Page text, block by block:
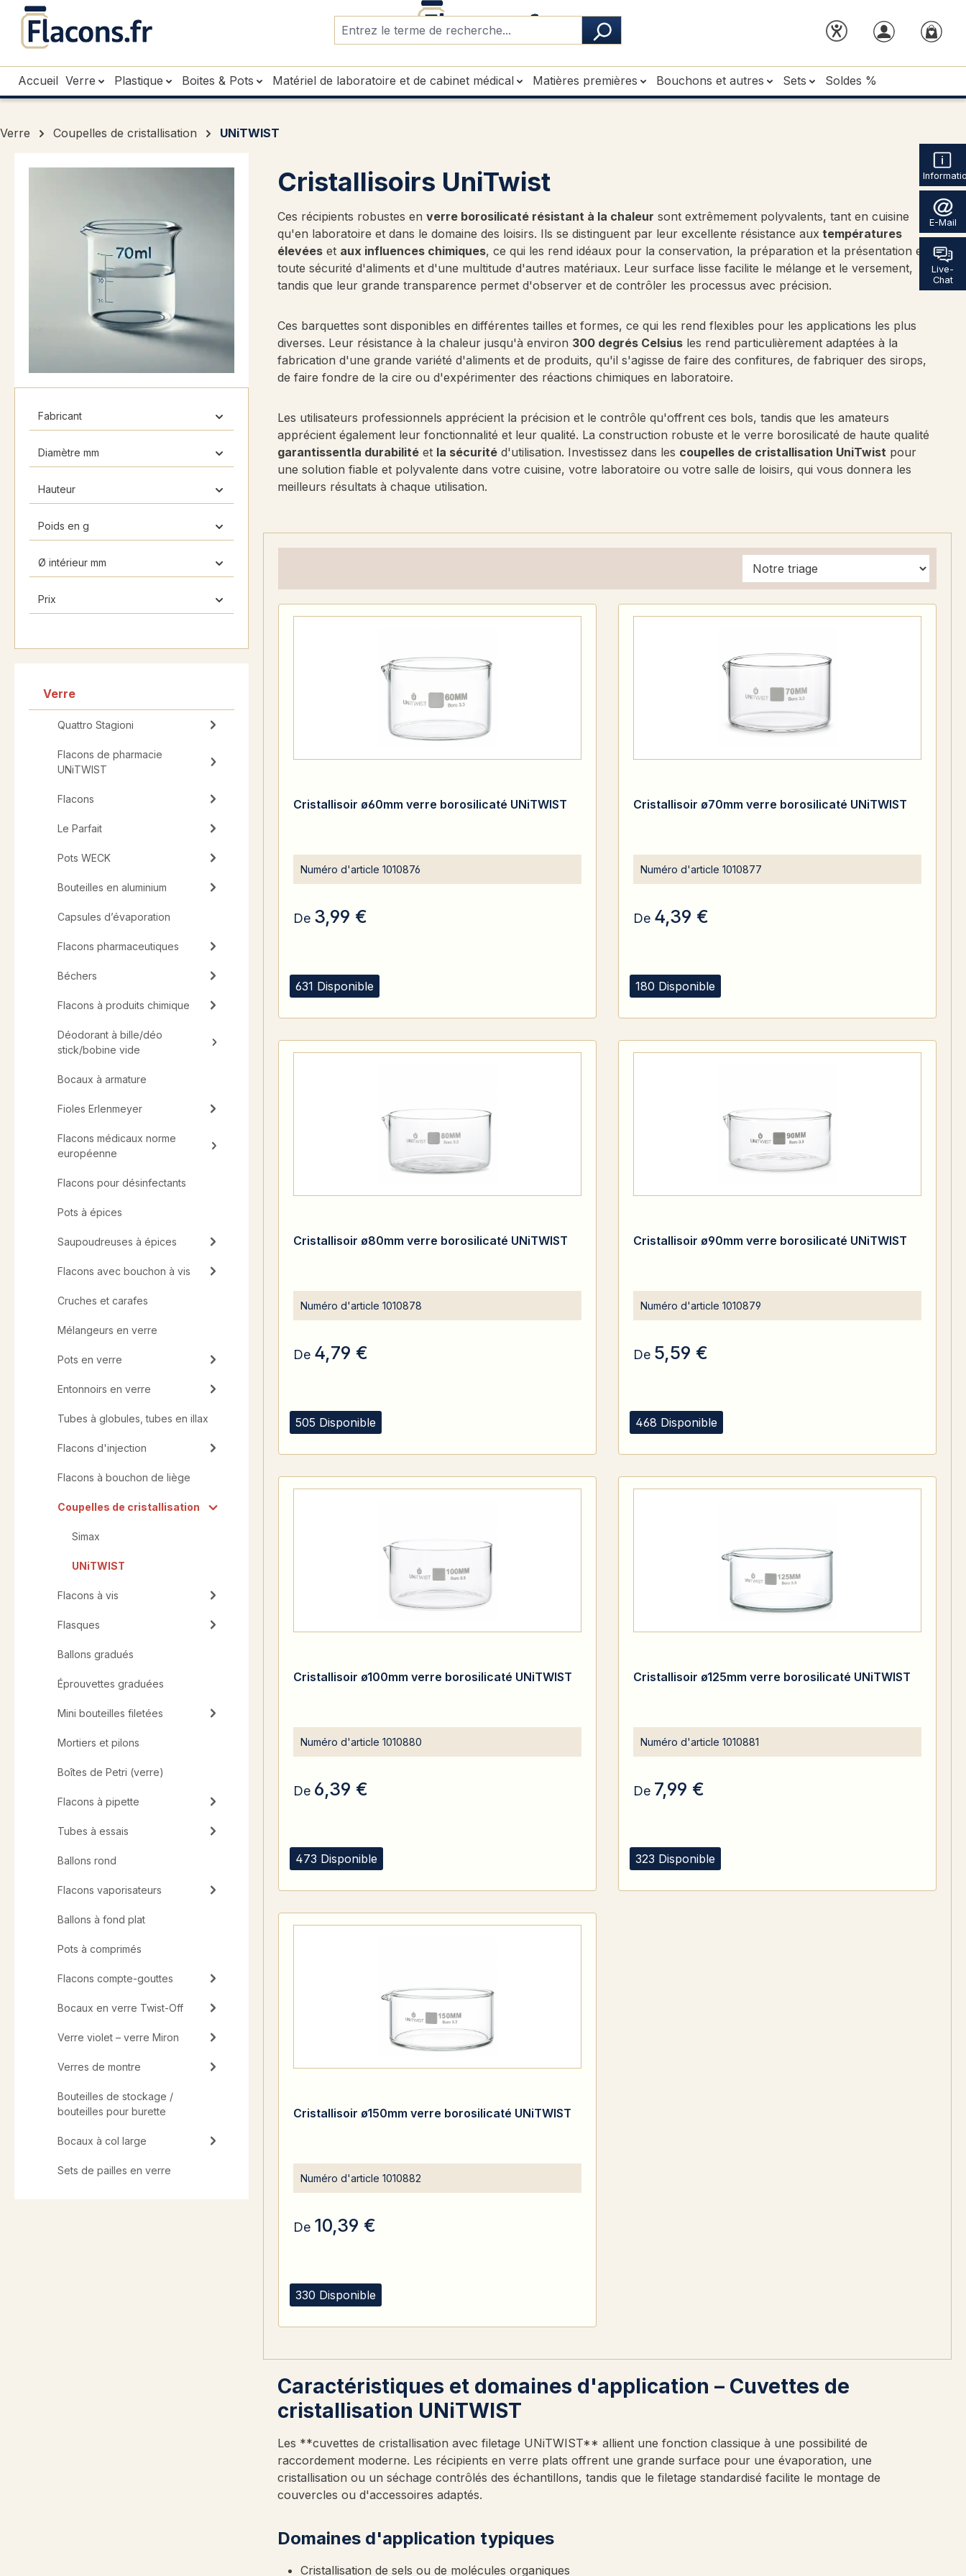
au contenu principal
Passer à la recherche
Passer à la navigation principale
E-Mail
Live-
Chat
Accueil Verre Plastique Boites & Pots Matériel de laboratoire et de cabinet médical Matières premières Bouchons et autres Sets Soldes %
Verre Coupelles de cristallisation UNiTWIST
Fabricant
Diamètre mm
Hauteur
Poids en g
Ø intérieur mm
Prix
Verre
Quattro Stagioni
Flacons de pharmacie
UNiTWIST
Flacons
Le Parfait
Pots WECK
Bouteilles en aluminium
Capsules d’évaporation
Flacons pharmaceutiques
Béchers
Flacons à produits chimique
Déodorant à bille/déo
stick/bobine vide
Bocaux à armature
Fioles Erlenmeyer
Flacons médicaux norme
européenne
Flacons pour désinfectants
Pots à épices
Saupoudreuses à épices
Flacons avec bouchon à vis
Cruches et carafes
Mélangeurs en verre
Pots en verre
Entonnoirs en verre
Tubes à globules, tubes en illax
Flacons d'injection
Flacons à bouchon de liège
Coupelles de cristallisation
Simax
UNiTWIST
Flacons à vis
Flasques
Ballons gradués
Éprouvettes graduées
Mini bouteilles filetées
Mortiers et pilons
Boîtes de Petri (verre)
Flacons à pipette
Tubes à essais
Ballons rond
Flacons vaporisateurs
Ballons à fond plat
Pots à comprimés
Flacons compte-gouttes
Bocaux en verre Twist-Off
Verre violet – verre Miron
Verres de montre
Bouteilles de stockage /
bouteilles pour burette
Bocaux à col large
Sets de pailles en verre
Cristallisoirs UniTwist
Ces récipients robustes en verre borosilicaté résistant à la chaleur sont extrêmement polyvalents, tant en cuisine
qu'en laboratoire et dans le domaine des loisirs. Ils se distinguent par leur excellente résistance aux températures
élevées et aux influences chimiques, ce qui les rend idéaux pour la conservation, la préparation et la présentation en
toute sécurité d'aliments et d'une multitude d'autres matériaux. Leur surface lisse facilite le mélange et le versement,
tandis que leur grande transparence permet d'observer et de contrôler les processus avec précision.
Ces barquettes sont disponibles en différentes tailles et formes, ce qui les rend flexibles pour les applications les plus
diverses. Leur résistance à la chaleur jusqu'à environ 300 degrés Celsius les rend particulièrement adaptées à la
fabrication d'une grande variété d'aliments et de produits, qu'il s'agisse de faire des confitures, de fabriquer des sirops,
de faire fondre de la cire ou d'expérimenter des réactions chimiques en laboratoire.
Les utilisateurs professionnels apprécient la précision et le contrôle qu'offrent ces bols, tandis que les amateurs
apprécient également leur fonctionnalité et leur qualité. La construction robuste et le verre borosilicaté de haute qualité
garantissentla durabilité et la sécurité d'utilisation. Investissez dans les coupelles de cristallisation UniTwist pour
une solution fiable et polyvalente dans votre cuisine, votre laboratoire ou votre salle de loisirs, qui vous donnera les
meilleurs résultats à chaque utilisation.
631 Disponible
Cristallisoir ø60mm verre borosilicaté UNiTWIST
Numéro d'article 1010876
De 3,99 €
180 Disponible
Cristallisoir ø70mm verre borosilicaté UNiTWIST
Numéro d'article 1010877
De 4,39 €
505 Disponible
Cristallisoir ø80mm verre borosilicaté UNiTWIST
Numéro d'article 1010878
De 4,79 €
468 Disponible
Cristallisoir ø90mm verre borosilicaté UNiTWIST
Numéro d'article 1010879
De 5,59 €
473 Disponible
Cristallisoir ø100mm verre borosilicaté UNiTWIST
Numéro d'article 1010880
De 6,39 €
323 Disponible
Cristallisoir ø125mm verre borosilicaté UNiTWIST
Numéro d'article 1010881
De 7,99 €
330 Disponible
Cristallisoir ø150mm verre borosilicaté UNiTWIST
Numéro d'article 1010882
De 10,39 €
Caractéristiques et domaines d'application – Cuvettes de
cristallisation UNiTWIST
Les **cuvettes de cristallisation avec filetage UNiTWIST** allient une fonction classique à une possibilité de
raccordement moderne. Les récipients en verre plats offrent une grande surface pour une évaporation, une
cristallisation ou un séchage contrôlés des échantillons, tandis que le filetage standardisé facilite le montage de
couvercles ou d'accessoires adaptés.
Domaines d'application typiques
Cristallisation de sels ou de molécules organiques